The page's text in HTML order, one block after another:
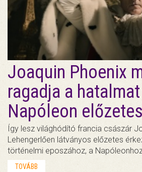
Joaquin Phoenix
ragadja a
Napóleon
Így lesz világhódító francia császár
Lehengerlően látványos előzetes
történelmi eposzához, a
TOVÁBB